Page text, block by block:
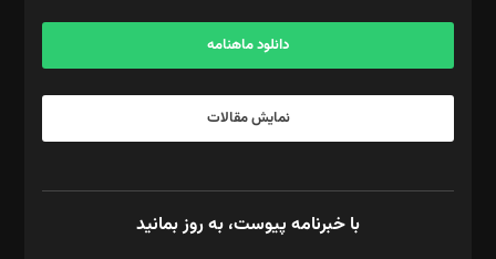
آگهی و مشترکین: ۰۹۱۹۹۹۹۰۴۵۴
دانلود ماهنامه
نمایش مقالات
با خبرنامه پیوست، به روز بمانید